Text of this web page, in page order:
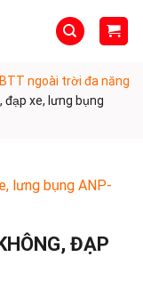
ngoài trời đa năng
đạp xe, lưng bụng
ĐẠP